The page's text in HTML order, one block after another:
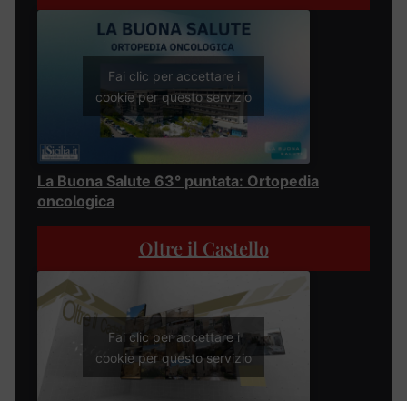
Fai clic per accettare i
cookie per questo servizio
La Buona Salute 63° puntata: Ortopedia
oncologica
Oltre il Castello
Fai clic per accettare i
cookie per questo servizio